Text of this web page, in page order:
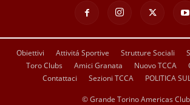
Obiettivi Attivitá Sportive Strutture Sociali
Toro Clubs
Amici Granata Nuovo TCCA
Contattaci
Sezioni TCCA POLITICA
© Grande Torino Americas Club